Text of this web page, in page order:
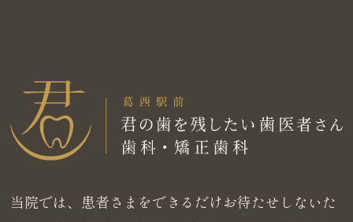
当院では、患者さまをできるだけお待たせしないた